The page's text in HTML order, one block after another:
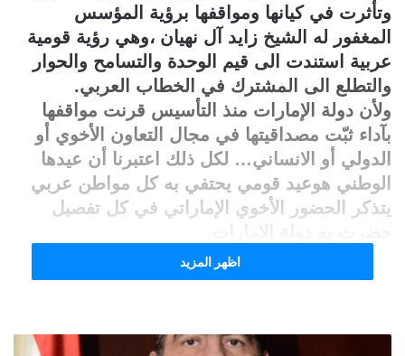
وتأثرت في كيانها ومواقفها برؤية المؤسس
المغفور له الشيخ زايد آل نهيان ،وهي رؤية قومية
عربية استندت الى قيم الوحدة والتسامح والحوار
والتطلع الى المشترك في الخطاب العربي.
ولأن دولة الإمارات منذ التأسيس قرنت مواقفها
بآداء ثبّت مصداقيتها في مجال التعاون الأخوي أو
الدولي أو الانساني… لكل ذلك اعتبرنا أن عيدها
الوطني هوعيد قومي يحتفي به كل مواطن عربي
يتذكر الحضور الأخوي الإماراتي في كل تفصيل
كان للمؤسس وللقيادة التي تسلمت مقاليد الحكم
من بعده مواقف ثابتة وراسخة في القضايا التي
فمن أشهر أقوال الشيخ زايد المأثورة المخلدة في
اظهر المزيد